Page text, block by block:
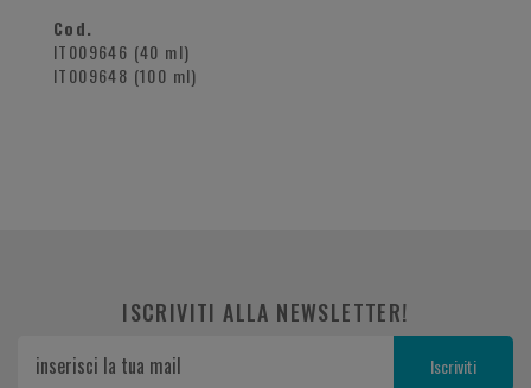
Cod.
IT009646 (40 ml)
IT009648 (100 ml)
ISCRIVITI ALLA NEWSLETTER!